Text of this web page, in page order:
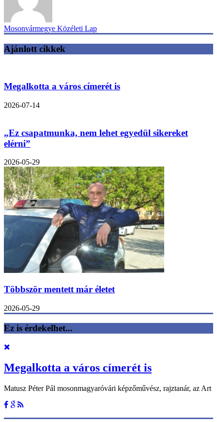
Mosonvármegye Közéleti Lap
Ajánlott cikkek
Megalkotta a város címerét is
2026-07-14
„Ez csapatmunka, nem lehet egyedül sikereket
elérni”
2026-05-29
Többször mentett már életet
2026-05-29
Ez is érdekelhet...
Megalkotta a város címerét is
Matusz Péter Pál mosonmagyaróvári képzőművész, rajztanár, az Art